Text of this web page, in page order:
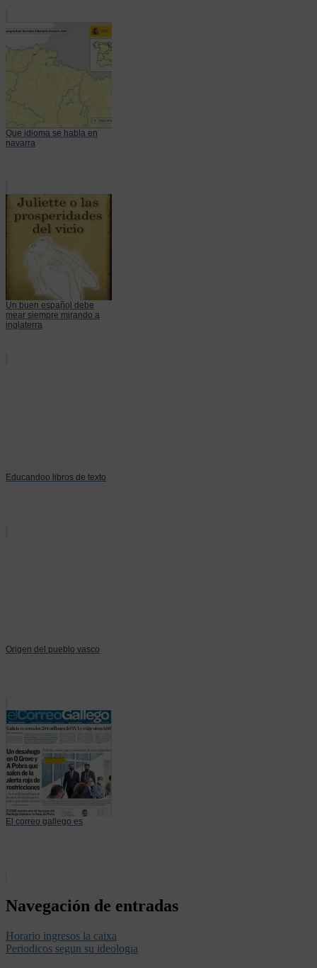
Que idioma se habla en
navarra
Un buen español debe
mear siempre mirando a
inglaterra
Educandoo libros de texto
Origen del pueblo vasco
El correo gallego es
Navegación de entradas
Horario ingresos la caixa
Periodicos segun su ideologia